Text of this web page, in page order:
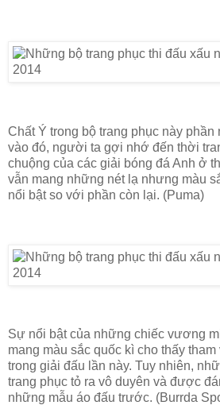
Chất Ý trong bộ trang phục này phần
vào đó, người ta gợi nhớ đến thời
chuộng của các giải bóng đá Anh ở
vẫn mang những nét lạ nhưng màu
nổi bật so với phần còn lại. (Puma)
Sự nổi bật của những chiếc vương
mang màu sắc quốc kì cho thấy
trong giải đấu lần này. Tuy nhiên,
trang phục tỏ ra vô duyên và được
những mẫu áo đấu trước. (Burrda